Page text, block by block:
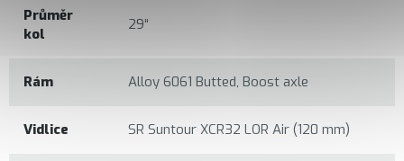
Průměr
kol
29“
Rám Alloy 6061 Butted, Boost axle
Vidlice SR Suntour XCR32 LOR Air (120 mm)